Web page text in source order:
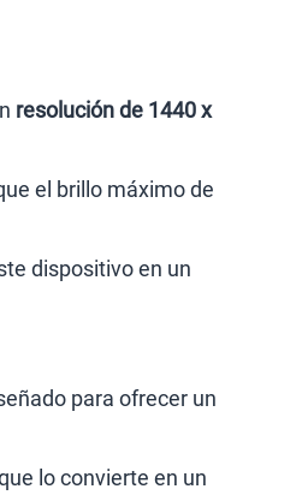
resolución de 1440 x
el brillo máximo de
dispositivo en un
para ofrecer un
lo convierte en un